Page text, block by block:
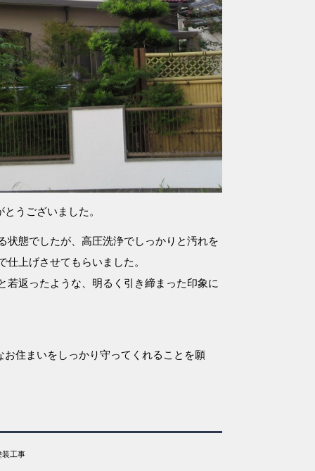
うございました。
状態でしたが、高圧洗浄でしっかりと汚れを
上げさせてもらいました。
若返ったような、明るく引き締まった印象に
住まいをしっかり守ってくれることを願
工事